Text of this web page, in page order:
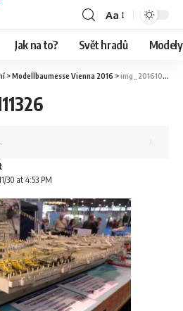
Aa
Jak na to? Svět hradů
>Modellbaumesse Vienna 2016 >img_20161021_111326
30 at 4:53 PM